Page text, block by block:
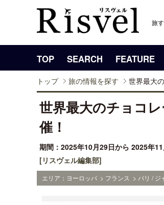
旅
TOP SEARCH FEATURE
トップ 旅の情報を探す 世界最大
世界最大のチョコ
催！
期間：2025年10月29日から 2025年
[リスヴェル編集部]
エリア：ヨーロッパ > フランス > パリ /